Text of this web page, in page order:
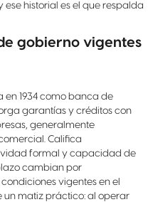
ese historial es el que respalda
gobierno vigentes
en 1934 como banca de
garantías y créditos con
generalmente
Califica
formal y capacidad de
cambian por
vigentes en el
un matiz práctico: al operar